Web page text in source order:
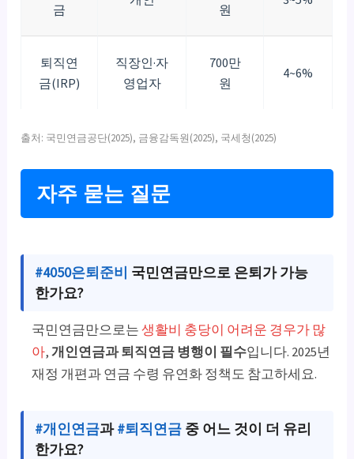
금 원
퇴직연
금(IRP)
직장인·자
영업자
700만
원
4~6%
출처: 국민연금공단(2025), 금융감독원(2025), 국세청(2025)
자주 묻는 질문
#4050은퇴준비 국민연금만으로 은퇴가 가능
한가요?
국민연금만으로는생활비 충당이 어려운 경우가 많
아,개인연금과 퇴직연금 병행이 필수입니다. 2025년
재정 개편과 연금 수령 유연화 정책도 참고하세요.
#개인연금과#퇴직연금 중 어느 것이 더 유리
한가요?